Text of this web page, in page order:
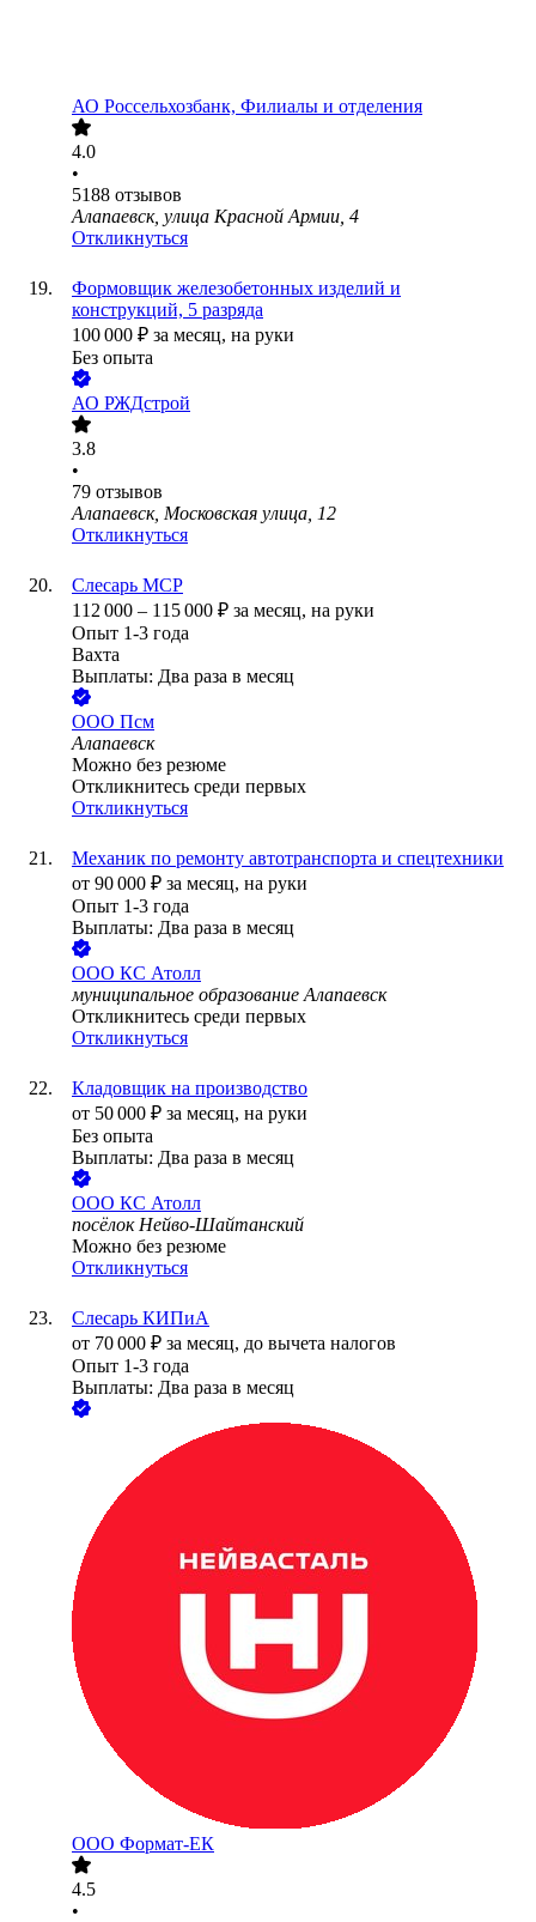
АО Россельхозбанк, Филиалы и отделения
4.0
•
5188 отзывов
Алапаевск, улица Красной Армии, 4
Откликнуться
Формовщик железобетонных изделий и
конструкций, 5 разряда
100 000 ₽ за месяц, на руки
Без опыта
АО РЖДстрой
3.8
•
79 отзывов
Алапаевск, Московская улица, 12
Откликнуться
Слесарь МСР
112 000 – 115 000 ₽ за месяц, на руки
Опыт 1-3 года
Вахта
Выплаты: Два раза в месяц
ООО Псм
Алапаевск
Можно без резюме
Откликнитесь среди первых
Откликнуться
Механик по ремонту автотранспорта и спецтехники
от 90 000 ₽ за месяц, на руки
Опыт 1-3 года
Выплаты: Два раза в месяц
ООО КС Атолл
муниципальное образование Алапаевск
Откликнитесь среди первых
Откликнуться
Кладовщик на производство
от 50 000 ₽ за месяц, на руки
Без опыта
Выплаты: Два раза в месяц
ООО КС Атолл
посёлок Нейво-Шайтанский
Можно без резюме
Откликнуться
Слесарь КИПиА
от 70 000 ₽ за месяц, до вычета налогов
Опыт 1-3 года
Выплаты: Два раза в месяц
ООО Формат-ЕК
4.5
•